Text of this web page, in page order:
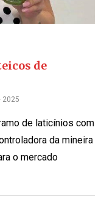
de
2025
de laticínios com
da mineira
o mercado